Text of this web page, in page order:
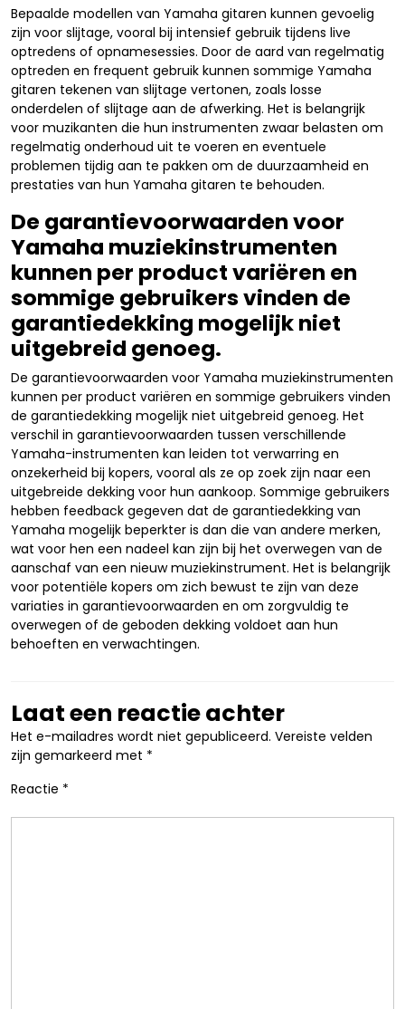
Bepaalde modellen van Yamaha gitaren kunnen gevoelig
zijn voor slijtage, vooral bij intensief gebruik tijdens live
optredens of opnamesessies. Door de aard van regelmatig
optreden en frequent gebruik kunnen sommige Yamaha
gitaren tekenen van slijtage vertonen, zoals losse
onderdelen of slijtage aan de afwerking. Het is belangrijk
voor muzikanten die hun instrumenten zwaar belasten om
regelmatig onderhoud uit te voeren en eventuele
problemen tijdig aan te pakken om de duurzaamheid en
prestaties van hun Yamaha gitaren te behouden.
De garantievoorwaarden voor
Yamaha muziekinstrumenten
kunnen per product variëren en
sommige gebruikers vinden de
garantiedekking mogelijk niet
uitgebreid genoeg.
De garantievoorwaarden voor Yamaha muziekinstrumenten
kunnen per product variëren en sommige gebruikers vinden
de garantiedekking mogelijk niet uitgebreid genoeg. Het
verschil in garantievoorwaarden tussen verschillende
Yamaha-instrumenten kan leiden tot verwarring en
onzekerheid bij kopers, vooral als ze op zoek zijn naar een
uitgebreide dekking voor hun aankoop. Sommige gebruikers
hebben feedback gegeven dat de garantiedekking van
Yamaha mogelijk beperkter is dan die van andere merken,
wat voor hen een nadeel kan zijn bij het overwegen van de
aanschaf van een nieuw muziekinstrument. Het is belangrijk
voor potentiële kopers om zich bewust te zijn van deze
variaties in garantievoorwaarden en om zorgvuldig te
overwegen of de geboden dekking voldoet aan hun
behoeften en verwachtingen.
Laat een reactie achter
Het e-mailadres wordt niet gepubliceerd. Vereiste velden
zijn gemarkeerd met *
Reactie *